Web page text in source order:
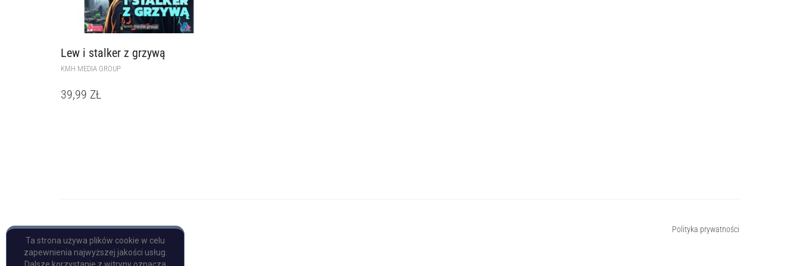
Lew i stalker z grzywą
KMH MEDIA GROUP
39,99 ZŁ
Copyright © Pulp Books
Polityka prywatności
Ta strona używa plików cookie w celu
zapewnienia najwyższej jakości usług.